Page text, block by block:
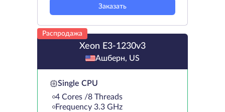
Заказать
Распродажа
Xeon E3-1230v3
Ашберн, US
Single CPU
4 Cores /8 Threads
Frequency 3.3 GHz